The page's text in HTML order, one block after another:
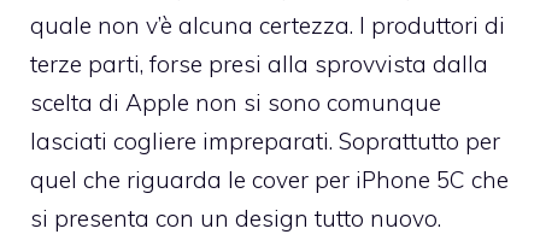
quale non v’è alcuna certezza. I produttori di
terze parti, forse presi alla sprovvista dalla
scelta di Apple non si sono comunque
lasciati cogliere impreparati. Soprattutto per
quel che riguarda le cover per iPhone 5C che
si presenta con un design tutto nuovo.